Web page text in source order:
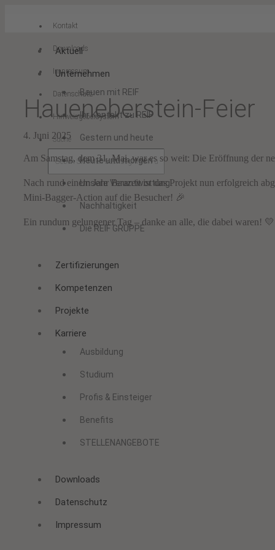
Kontakt
Downloads
Impressum
Datenschutz
Hinweisgebersystem
Suche
Aktuell
Unternehmen
Bauen mit REIF
Ihr Kontakt zu REIF
Gestern und heute
Heute und morgen
Unsere Verantwortung
Nachhaltigkeit
Die REIF GRUPPE
Zertifizierungen
Kompetenzen
Projekte
Karriere
Ausbildung
Studium
Profis & Einsteiger
Benefits
STELLENANGEBOTE
Downloads
Datenschutz
Impressum
Haueneberstein-Feier
4. Juni 2025
Am Samstag, dem 31. Mai, war es so weit: Die Eröffnung der
Nach rund einem Jahr Bauzeit ist das Projekt nun erfolgreich
Mini-Bagger-Action auf die Besucher! 🎉
Ein rundum gelungener Tag – danke an alle, die dabei waren! 💛